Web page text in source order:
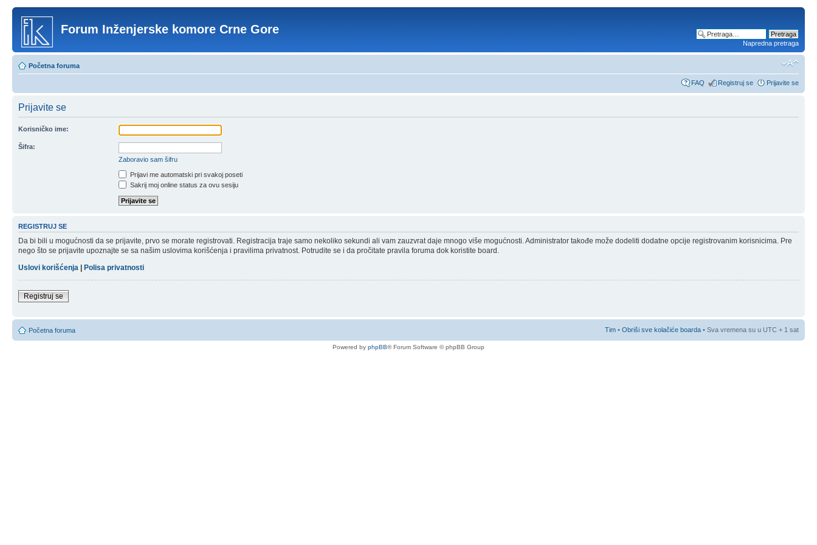
Forum Inženjerske komore Crne Gore
Napredna pretraga
Početna foruma
FAQ Registruj se Prijavite se
Prijavite se
Korisničko ime:
Šifra:
Zaboravio sam šifru
Prijavi me automatski pri svakoj poseti
Sakrij moj online status za ovu sesiju
REGISTRUJ SE
Da bi bili u mogućnosti da se prijavite, prvo se morate registrovati. Registracija traje samo nekoliko sekundi ali vam zauzvrat daje mnogo više mogućnosti. Administrator takođe može dodeliti dodatne opcije registrovanim korisnicima. Pre
nego što se prijavite upoznajte se sa našim uslovima korišćenja i pravilima privatnost. Potrudite se i da pročitate pravila foruma dok koristite board.
Uslovi korišćenja | Polisa privatnosti
Registruj se
Početna foruma Tim • Obriši sve kolačiće boarda • Sva vremena su u UTC + 1 sat
Powered by phpBB® Forum Software © phpBB Group